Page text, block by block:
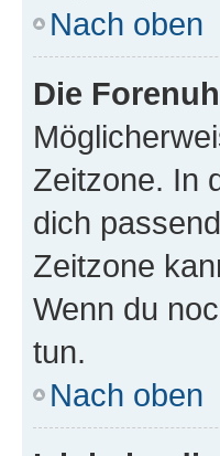
Nach oben
Die
Zeitzone. In
dich
Zeitzone
Wenn du
tun.
Nach oben